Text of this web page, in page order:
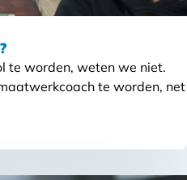
te worden, weten we niet.
te worden, net